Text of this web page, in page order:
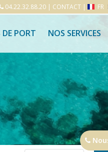
04.22.32.88.20| CONTACT| FR
DE PORT NOS SERVICES